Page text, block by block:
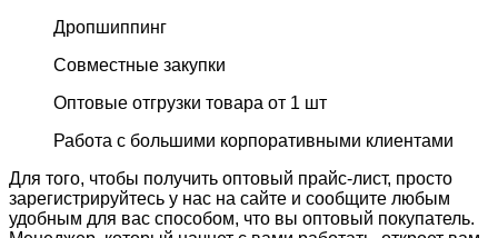
Дропшиппинг
Совместные закупки
Оптовые отгрузки товара от 1 шт
Работа с большими корпоративными клиентами
Для того, чтобы получить оптовый прайс-лист, просто
зарегистрируйтесь у нас на сайте и сообщите любым
удобным для вас способом, что вы оптовый покупатель.